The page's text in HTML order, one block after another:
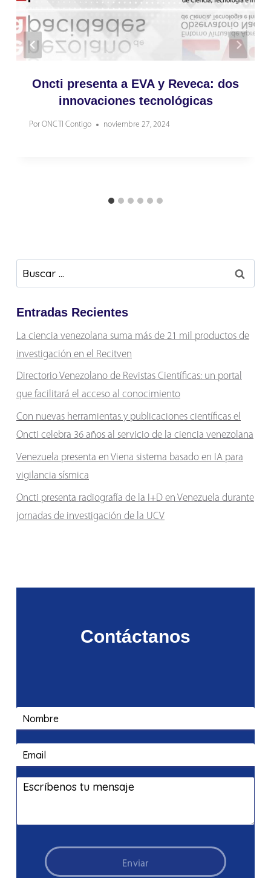
Oncti presenta a EVA y Reveca: dos
innovaciones tecnológicas
Por ONCTI Contigo noviembre 27, 2024
Buscar:
Entradas Recientes
La ciencia venezolana suma más de 21 mil productos de
investigación en el Recitven
Directorio Venezolano de Revistas Científicas: un portal
que facilitará el acceso al conocimiento
Con nuevas herramientas y publicaciones científicas el
Oncti celebra 36 años al servicio de la ciencia venezolana
Venezuela presenta en Viena sistema basado en IA para
vigilancia sísmica
Oncti presenta radiografía de la I+D en Venezuela durante
jornadas de investigación de la UCV
Contáctanos
Enviar